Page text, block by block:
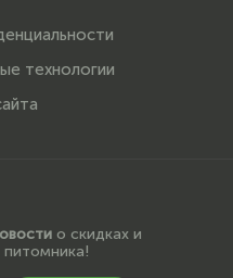
технологии
о скидках и
питомника!